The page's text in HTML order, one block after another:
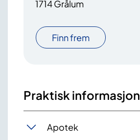
1714 Grålum
Finn frem
Praktisk informasjon
Apotek